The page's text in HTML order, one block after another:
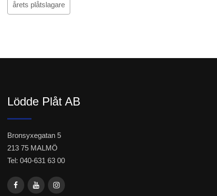
årets plåtslagare
Lödde Plåt AB
Bronsyxegatan 5
213 75 MALMÖ
Tel: 040-631 63 00